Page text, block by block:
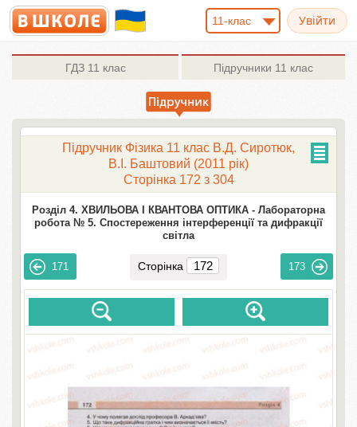
11-клас
ГДЗ11 клас Підручники 11 клас
Підручник Фізика 11 клас В.Д. Сиротюк,
В.І. Баштовий (2011 рік)
Сторінка 172 з 304
Розділ 4. ХВИЛЬОВА І КВАНТОВА ОПТИКА - Лабораторна
робота № 5. Спостереження інтерференції та дифракції
світла
171 Сторінка 173